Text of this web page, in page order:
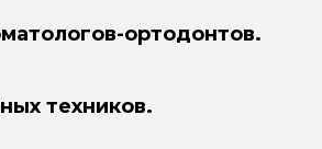
ортодонтов.
техников.